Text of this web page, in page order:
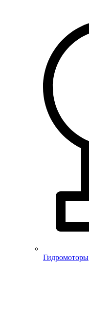
Гидромоторы